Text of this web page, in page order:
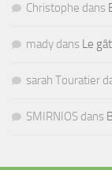
Christophe dans
mady dans Le
sarah Touratier
SMIRNIOS dans